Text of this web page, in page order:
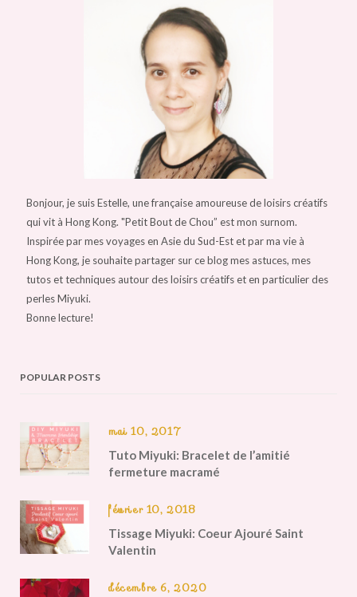
Bonjour, je suis Estelle, une française amoureuse de loisirs créatifs
qui vit à Hong Kong. "Petit Bout de Chou” est mon surnom.
Inspirée par mes voyages en Asie du Sud-Est et par ma vie à
Hong Kong, je souhaite partager sur ce blog mes astuces, mes
tutos et techniques autour des loisirs créatifs et en particulier des
perles Miyuki.
Bonne lecture!
POPULAR POSTS
mai 10, 2017
Tuto Miyuki: Bracelet de l’amitié
fermeture macramé
février 10, 2018
Tissage Miyuki: Coeur Ajouré Saint
Valentin
décembre 6, 2020